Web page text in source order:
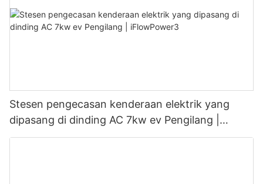
Stesen pengecasan kenderaan elektrik yang
dipasang di dinding AC 7kw ev Pengilang |
iFlowPower3